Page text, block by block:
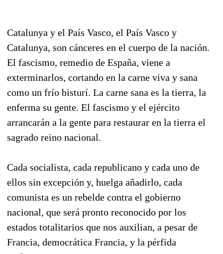
Catalunya y el País Vasco, el País Vasco y
Catalunya, son cánceres en el cuerpo de la nación.
El fascismo, remedio de España, viene a
exterminarlos, cortando en la carne viva y sana
como un frío bisturí. La carne sana es la tierra, la
enferma su gente. El fascismo y el ejército
arrancarán a la gente para restaurar en la tierra el
sagrado reino nacional.
Cada socialista, cada republicano y cada uno de
ellos sin excepción y, huelga añadirlo, cada
comunista es un rebelde contra el gobierno
nacional, que será pronto reconocido por los
estados totalitarios que nos auxilian, a pesar de
Francia, democrática Francia, y la pérfida